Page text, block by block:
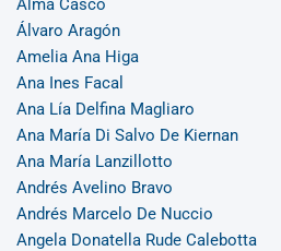
Alma Casco
Álvaro Aragón
Amelia Ana Higa
Ana Ines Facal
Ana Lía Delfina Magliaro
Ana María Di Salvo De Kiernan
Ana María Lanzillotto
Andrés Avelino Bravo
Andrés Marcelo De Nuccio
Angela Donatella Rude Calebotta